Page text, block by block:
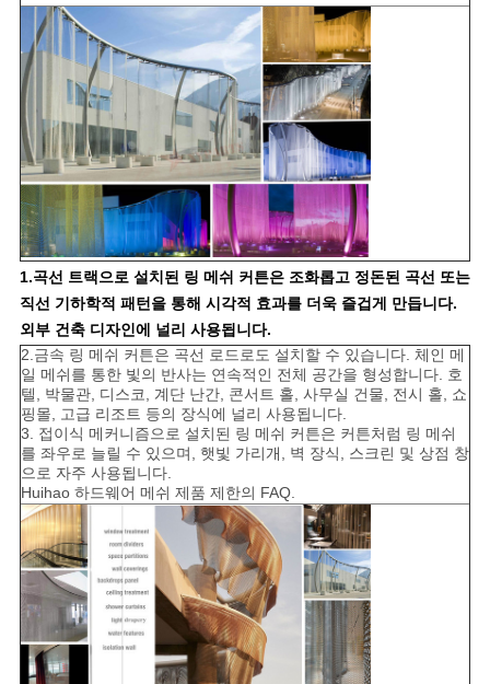
1.곡선 트랙으로 설치된 링 메쉬 커튼은 조화롭고 정돈된 곡선 또는
직선 기하학적 패턴을 통해 시각적 효과를 더욱 즐겁게 만듭니다.
외부 건축 디자인에 널리 사용됩니다.
2.금속 링 메쉬 커튼은 곡선 로드로도 설치할 수 있습니다. 체인 메
일 메쉬를 통한 빛의 반사는 연속적인 전체 공간을 형성합니다. 호
텔, 박물관, 디스코, 계단 난간, 콘서트 홀, 사무실 건물, 전시 홀, 쇼
핑몰, 고급 리조트 등의 장식에 널리 사용됩니다.
3. 접이식 메커니즘으로 설치된 링 메쉬 커튼은 커튼처럼 링 메쉬
를 좌우로 늘릴 수 있으며, 햇빛 가리개, 벽 장식, 스크린 및 상점 창
으로 자주 사용됩니다.
Huihao 하드웨어 메쉬 제품 제한의 FAQ.